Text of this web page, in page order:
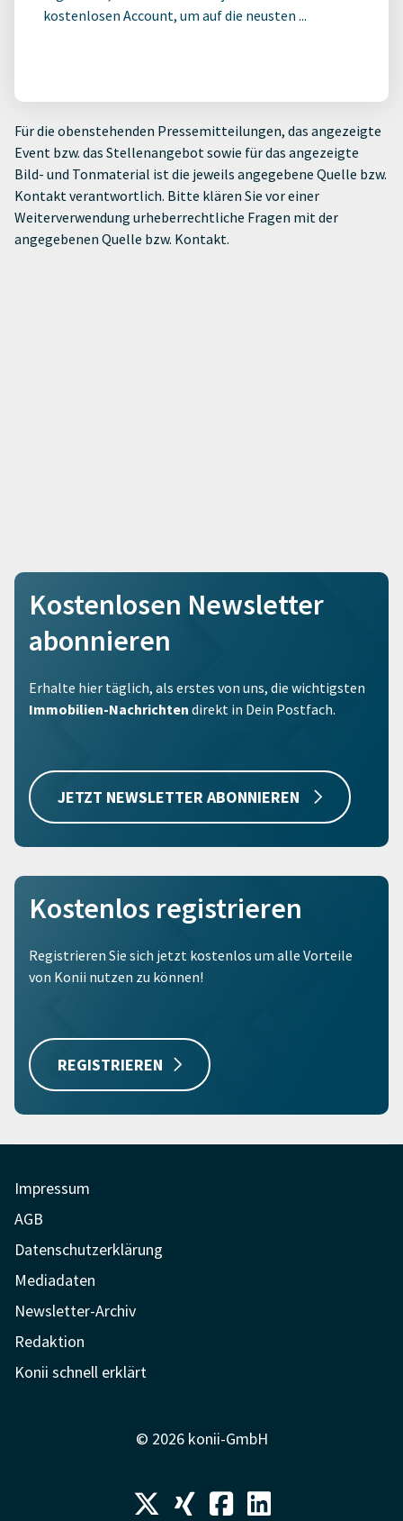
kostenlosen Account, um auf die neusten ...
Für die obenstehenden Pressemitteilungen, das angezeigte
Event bzw. das Stellenangebot sowie für das angezeigte
Bild- und Tonmaterial ist die jeweils angegebene Quelle bzw.
Kontakt verantwortlich. Bitte klären Sie vor einer
Weiterverwendung urheberrechtliche Fragen mit der
angegebenen Quelle bzw. Kontakt.
Kostenlosen Newsletter
abonnieren
Erhalte hier täglich, als erstes von uns, die wichtigsten
Immobilien-Nachrichten direkt in Dein Postfach.
JETZT NEWSLETTER ABONNIEREN
Kostenlos registrieren
Registrieren Sie sich jetzt kostenlos um alle Vorteile
von Konii nutzen zu können!
REGISTRIEREN
Impressum
AGB
Datenschutzerklärung
Mediadaten
Newsletter-Archiv
Redaktion
Konii schnell erklärt
© 2026 konii-GmbH